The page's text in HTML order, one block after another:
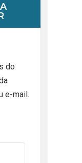
do
e-mail.